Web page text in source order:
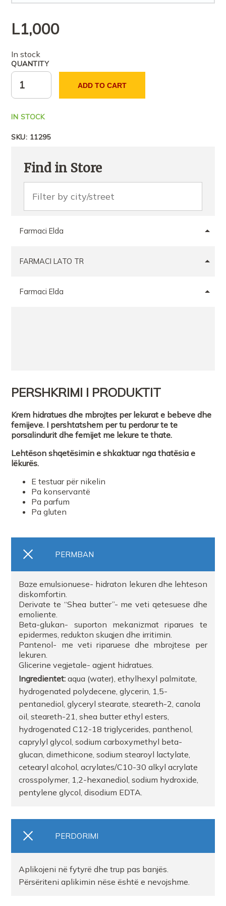
L1,000
In stock
QUANTITY
ADD TO CART
IN STOCK
SKU: 11295
Find in Store
Farmaci Elda
FARMACI LATO TR
Farmaci Elda
PERSHKRIMI I PRODUKTIT
Krem hidratues dhe mbrojtes per lekurat e bebeve dhe
femijeve. I pershtatshem per tu perdorur te te
porsalindurit dhe femijet me lekure te thate.
Lehtëson shqetësimin e shkaktuar nga thatësia e
lëkurës.
E testuar për nikelin
Pa konservantë
Pa parfum
Pa gluten
PERMBAN
Baze emulsionuese- hidraton lekuren dhe lehteson
diskomfortin.
Derivate te “Shea butter”- me veti qetesuese dhe
emoliente.
Beta-glukan- suporton mekanizmat riparues te
epidermes, redukton skuqjen dhe irritimin.
Pantenol- me veti riparuese dhe mbrojtese per
lekuren.
Glicerine vegjetale- agjent hidratues.
Ingredientet: aqua (water), ethylhexyl palmitate,
hydrogenated polydecene, glycerin, 1,5-
pentanediol, glyceryl stearate, steareth-2, canola
oil, steareth-21, shea butter ethyl esters,
hydrogenated C12-18 triglycerides, panthenol,
caprylyl glycol, sodium carboxymethyl beta-
glucan, dimethicone, sodium stearoyl lactylate,
cetearyl alcohol, acrylates/C10-30 alkyl acrylate
crosspolymer, 1,2-hexanediol, sodium hydroxide,
pentylene glycol, disodium EDTA.
PERDORIMI
Aplikojeni në fytyrë dhe trup pas banjës.
Përsëriteni aplikimin nëse është e nevojshme.